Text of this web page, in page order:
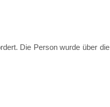
Die Person wurde über